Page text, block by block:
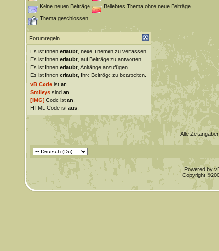
Keine neuen Beiträge
Beliebtes Thema ohne neue Beiträge
Thema geschlossen
Forumregeln
Es ist Ihnen erlaubt, neue Themen zu verfassen.
Es ist Ihnen erlaubt, auf Beiträge zu antworten.
Es ist Ihnen erlaubt, Anhänge anzufügen.
Es ist Ihnen erlaubt, Ihre Beiträge zu bearbeiten.
vB Codeist an
Smileyssind an
[IMG] Code ist an
HTML-Code ist aus.
Alle
Powered by
Copyright